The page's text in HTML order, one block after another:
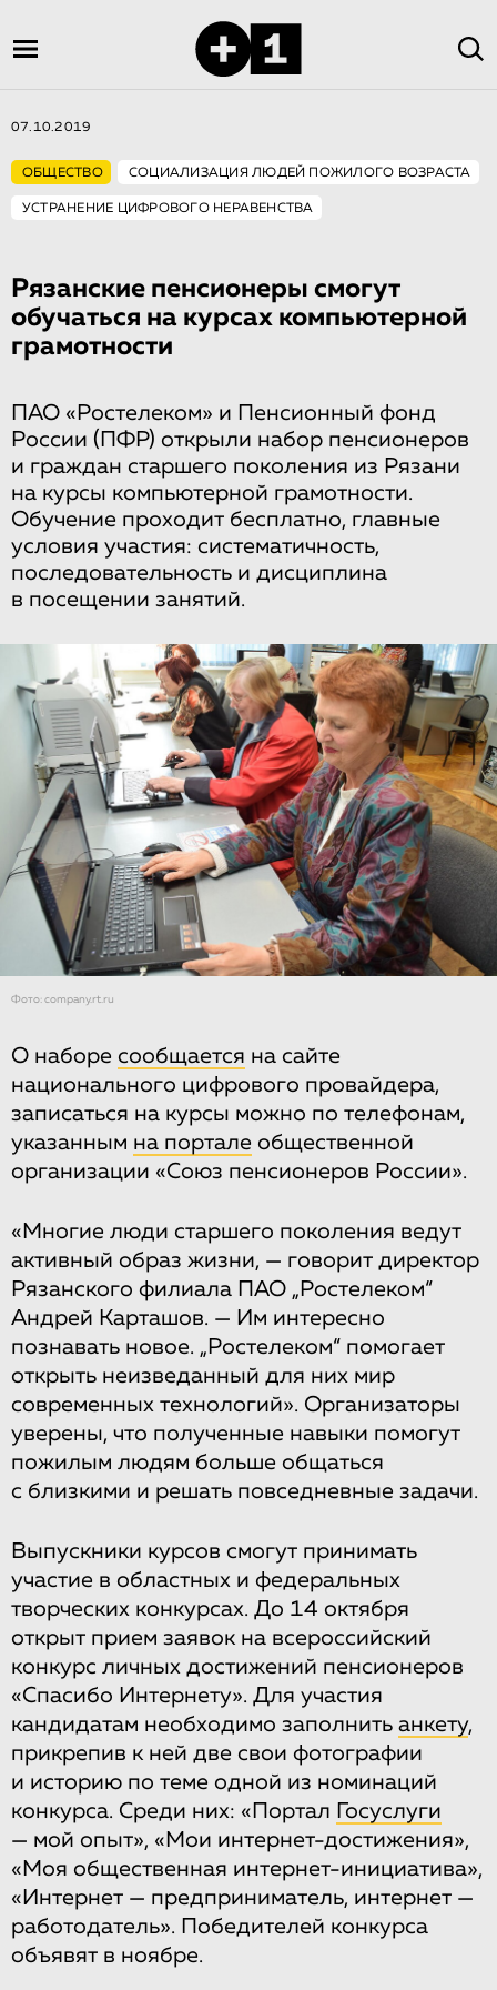
07.10.2019
ОБЩЕСТВО СОЦИАЛИЗАЦИЯ ЛЮДЕЙ ПОЖИЛОГО ВОЗРАСТА
УСТРАНЕНИЕ ЦИФРОВОГО НЕРАВЕНСТВА
Рязанские пенсионеры смогут
обучаться на курсах компьютерной
грамотности
ПАО «Ростелеком» и Пенсионный фонд
России (ПФР) открыли набор пенсионеров
и граждан старшего поколения из Рязани
на курсы компьютерной грамотности.
Обучение проходит бесплатно, главные
условия участия: систематичность,
последовательность и дисциплина
в посещении занятий.
Фото: company.rt.ru
О наборе сообщается на сайте
национального цифрового провайдера,
записаться на курсы можно по телефонам,
указанным на портале общественной
организации «Союз пенсионеров России».
«Многие люди старшего поколения ведут
активный образ жизни, — говорит директор
Рязанского филиала ПАО „Ростелеком“
Андрей Карташов. — Им интересно
познавать новое. „Ростелеком“ помогает
открыть неизведанный для них мир
современных технологий». Организаторы
уверены, что полученные навыки помогут
пожилым людям больше общаться
с близкими и решать повседневные задачи.
Выпускники курсов смогут принимать
участие в областных и федеральных
творческих конкурсах. До 14 октября
открыт прием заявок на всероссийский
конкурс личных достижений пенсионеров
«Спасибо Интернету». Для участия
кандидатам необходимо заполнить анкету,
прикрепив к ней две свои фотографии
и историю по теме одной из номинаций
конкурса. Среди них: «Портал Госуслуги
— мой опыт», «Мои интернет-достижения»,
«Моя общественная интернет-инициатива»,
«Интернет — предприниматель, интернет —
работодатель». Победителей конкурса
объявят в ноябре.